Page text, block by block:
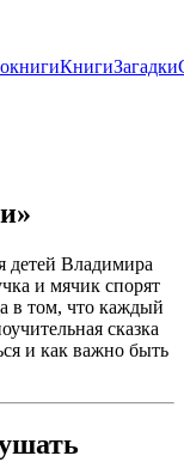
КнигиЗагадки
детей Владимира
и мячик спорят
в том, что каждый
сказка
и как важно быть